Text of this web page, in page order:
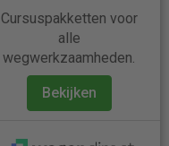
Cursuspakketten voor
alle
wegwerkzaamheden.
Bekijken